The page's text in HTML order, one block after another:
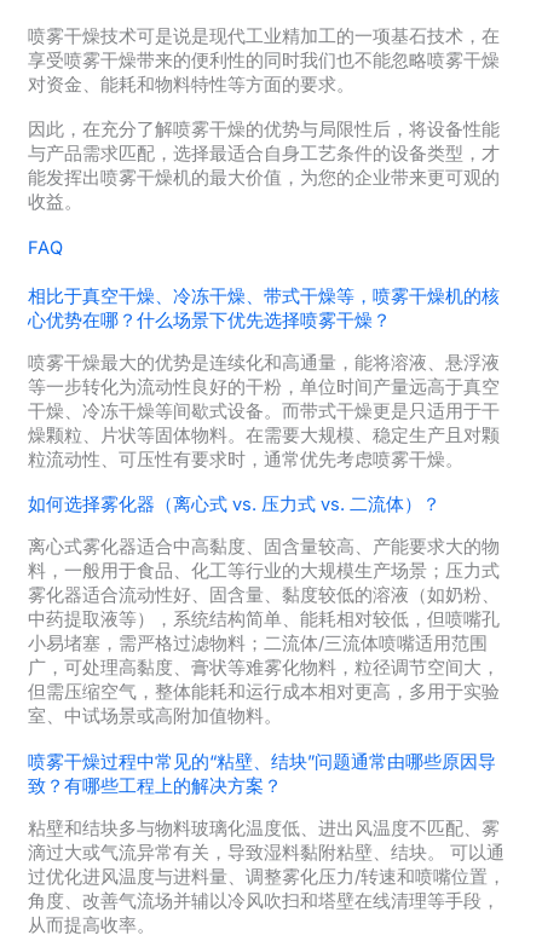
喷雾干燥技术可是说是现代工业精加工的一项基石技术，在
享受喷雾干燥带来的便利性的同时我们也不能忽略喷雾干燥
对资金、能耗和物料特性等方面的要求。
因此，在充分了解喷雾干燥的优势与局限性后，将设备性能
与产品需求匹配，选择最适合自身工艺条件的设备类型，才
能发挥出喷雾干燥机的最大价值，为您的企业带来更可观的
收益。
FAQ
相比于真空干燥、冷冻干燥、带式干燥等，喷雾干燥机的核
心优势在哪？什么场景下优先选择喷雾干燥？
喷雾干燥最大的优势是连续化和高通量，能将溶液、悬浮液
等一步转化为流动性良好的干粉，单位时间产量远高于真空
干燥、冷冻干燥等间歇式设备。而带式干燥更是只适用于干
燥颗粒、片状等固体物料。在需要大规模、稳定生产且对颗
粒流动性、可压性有要求时，通常优先考虑喷雾干燥。
如何选择雾化器（离心式 vs. 压力式 vs. 二流体）？
离心式雾化器适合中高黏度、固含量较高、产能要求大的物
料，一般用于食品、化工等行业的大规模生产场景；压力式
雾化器适合流动性好、固含量、黏度较低的溶液（如奶粉、
中药提取液等），系统结构简单、能耗相对较低，但喷嘴孔
小易堵塞，需严格过滤物料；二流体/三流体喷嘴适用范围
广，可处理高黏度、膏状等难雾化物料，粒径调节空间大，
但需压缩空气，整体能耗和运行成本相对更高，多用于实验
室、中试场景或高附加值物料。
喷雾干燥过程中常见的“粘壁、结块”问题通常由哪些原因导
致？有哪些工程上的解决方案？
粘壁和结块多与物料玻璃化温度低、进出风温度不匹配、雾
滴过大或气流异常有关，导致湿料黏附粘壁、结块。 可以通
过优化进风温度与进料量、调整雾化压力/转速和喷嘴位置，
角度、改善气流场并辅以冷风吹扫和塔壁在线清理等手段，
从而提高收率。